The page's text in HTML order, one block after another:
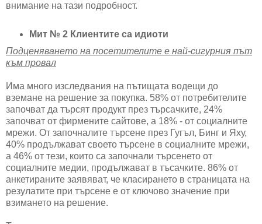
внимание на тази подробност.
Мит № 2 Клиентите са идиоти
Подценяването на посетителите е най-сигурния път
към провал
Има много изследвания на пътищата водещи до
вземане на решение за покупка. 58% от потребителите
започват да търсят продукт през търсачките, 24%
започват от фирмените сайтове, а 18% - от социалните
мрежи. От започналите търсене през Гугъл, Бинг и Яху,
40% продължават своето търсене в социалните мрежи,
а 46% от тези, които са започнали търсенето от
социалните медии, продължават в тъсачките. 86% от
анкетираните заявяват, че класирането в страницата на
резулатите при търсене е от ключово значение при
взимането на решение.